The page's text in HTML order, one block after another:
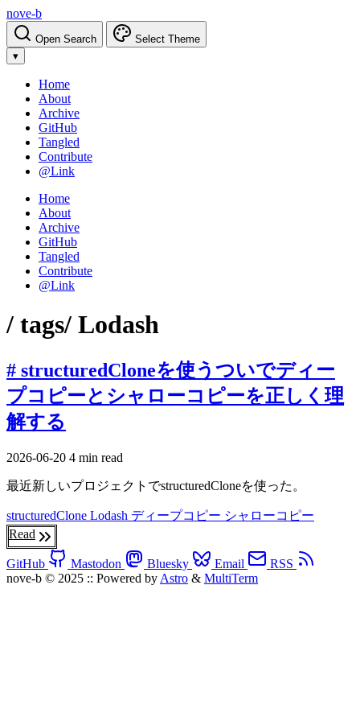
nove-b
Open Search
Select Theme
▾
Home
About
Archive
GitHub
Tangled
Contribute
@Link
Home
About
Archive
GitHub
Tangled
Contribute
@Link
/ tags/ Lodash
# structuredCloneを使うついでディー
プコピーとシャローコピーを正しく理
解する
2026-06-20 4 min read
最近新しいプロジェクトでstructuredCloneを使った。
structuredClone Lodash ディープコピー シャローコピー
Read
GitHub Mastodon Bluesky Email
RSS
nove-b © 2025 :: Powered by Astro & MultiTerm